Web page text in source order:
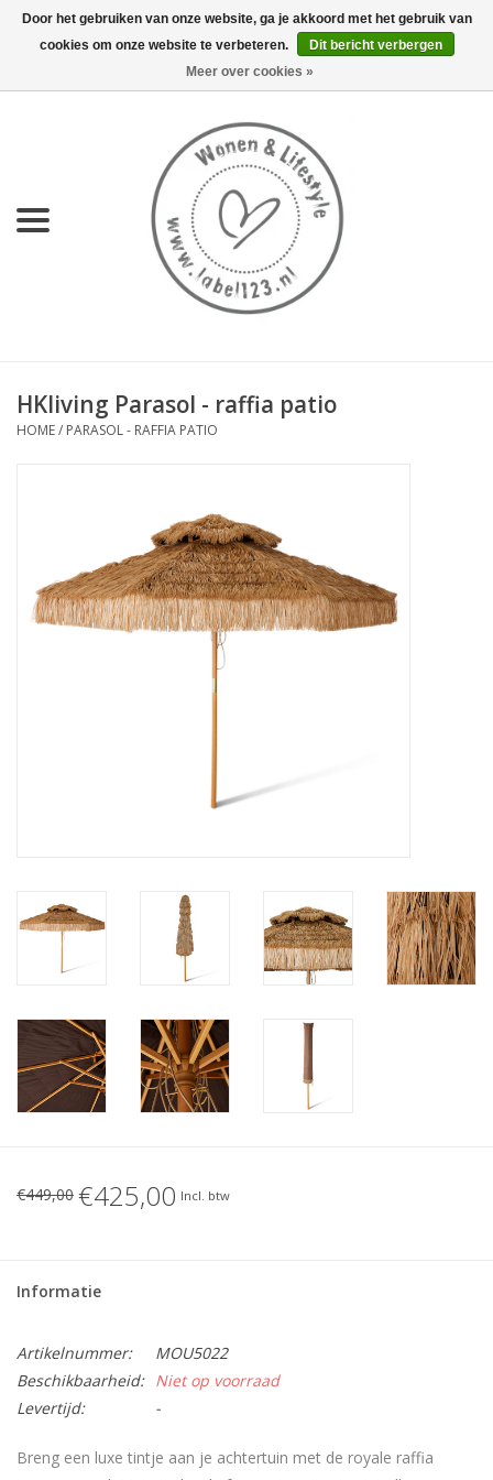
0 Artikelen - €0,00
KEUKEN
LIFESTYLE
OUTDOOR
HKliving Parasol - raffia patio
HOME/ PARASOL - RAFFIA PATIO
€449,00 €425,00 Incl. btw
Informatie
Artikelnummer:
MOU5022
Beschikbaarheid: Niet op voorraad
Levertijd:
-
Breng een luxe tintje aan je achtertuin met de royale raffia
Door het gebruiken van onze website, ga je akkoord met het gebruik van
cookies om onze website te verbeteren.
Dit bericht verbergen
Meer over cookies »